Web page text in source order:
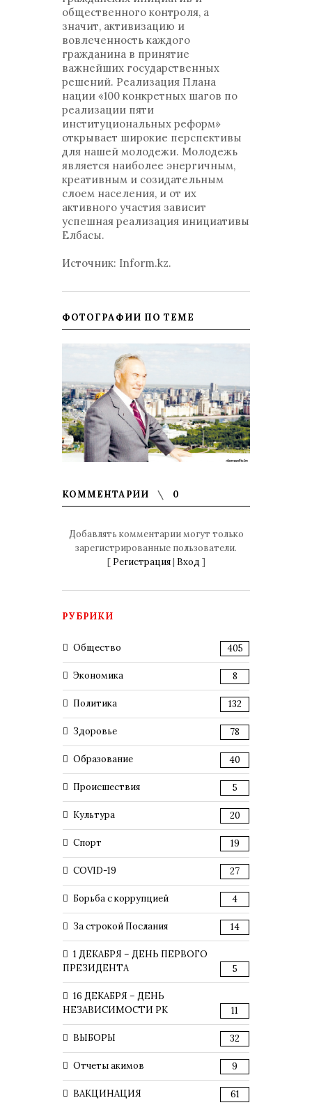
общественного контроля, а
значит, активизацию и
вовлеченность каждого
гражданина в принятие
важнейших государственных
решений. Реализация Плана
нации «100 конкретных шагов по
реализации пяти
институциональных реформ»
открывает широкие перспективы
для нашей молодежи. Молодежь
является наиболее энергичным,
креативным и созидательным
слоем населения, и от их
активного участия зависит
успешная реализация инициативы
Елбасы.
Источник: Inform.kz.
ФОТОГРАФИИ ПО ТЕМЕ
КОММЕНТАРИИ 0
Добавлять комментарии могут только
зарегистрированные пользователи.
[ Регистрация| Вход ]
РУБРИКИ
Общество 405
Экономика 8
Политика 132
Здоровье 78
Образование 40
Происшествия 5
Культура 20
Спорт 19
COVID-19 27
Борьба с коррупцией 4
За строкой Послания 14
1 ДЕКАБРЯ – ДЕНЬ ПЕРВОГО
ПРЕЗИДЕНТА
5
16 ДЕКАБРЯ – ДЕНЬ
НЕЗАВИСИМОСТИ РК
11
ВЫБОРЫ 32
Отчеты акимов 9
ВАКЦИНАЦИЯ 61